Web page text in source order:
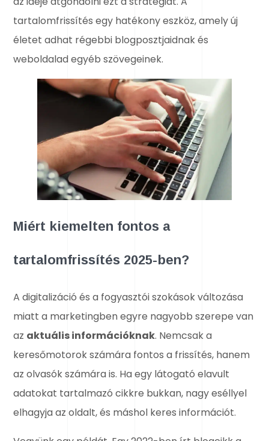
tartalomfrissítés egy hatékony eszköz, amely új
életet adhat régebbi blogposztjaidnak és
weboldalad egyéb szövegeinek.
Miért kiemelten fontos a
tartalomfrissítés 2025-ben?
A digitalizáció és a fogyasztói szokások változása
miatt a marketingben egyre nagyobb szerepe van
az aktuális információknak. Nemcsak a
keresőmotorok számára fontos a frissítés, hanem
az olvasók számára is. Ha egy látogató elavult
adatokat tartalmazó cikkre bukkan, nagy eséllyel
elhagyja az oldalt, és máshol keres információt.